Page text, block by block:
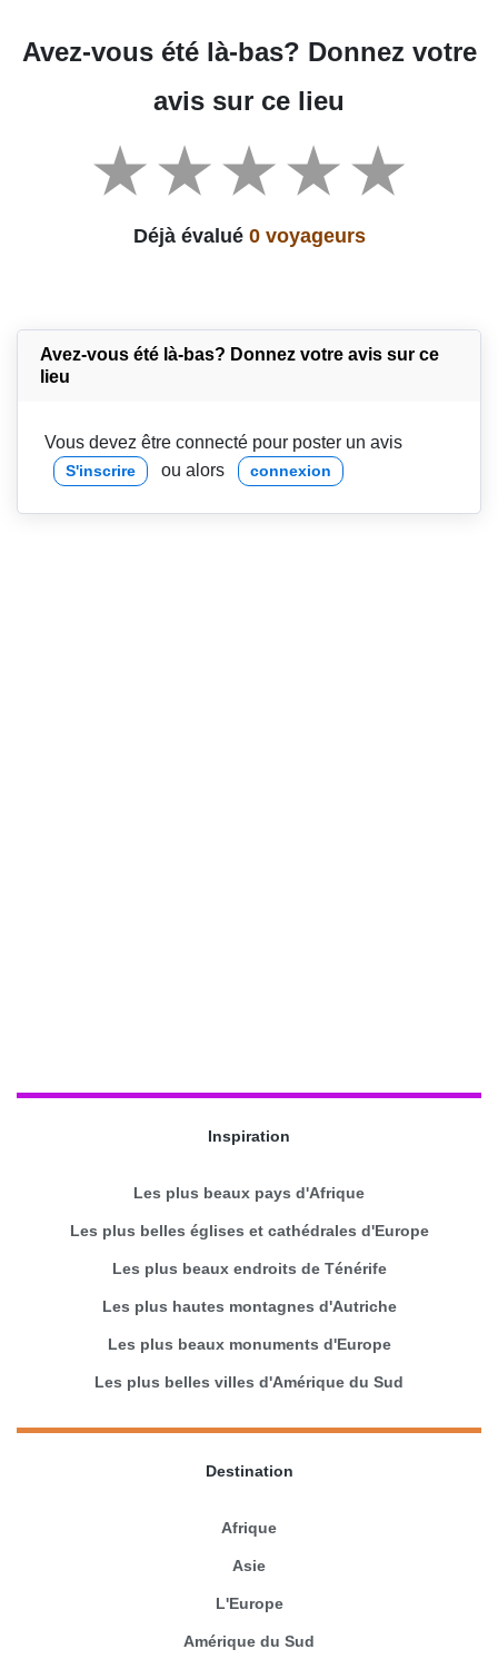
Avez-vous été là-bas? Donnez votre
avis sur ce lieu
Déjà évalué 0 voyageurs
Avez-vous été là-bas? Donnez votre avis sur ce
lieu
Vous devez être connecté pour poster un avis
S'inscrire ou alors connexion
Inspiration
Les plus beaux pays d'Afrique
Les plus belles églises et cathédrales d'Europe
Les plus beaux endroits de Ténérife
Les plus hautes montagnes d'Autriche
Les plus beaux monuments d'Europe
Les plus belles villes d'Amérique du Sud
Destination
Afrique
Asie
L'Europe
Amérique du Sud